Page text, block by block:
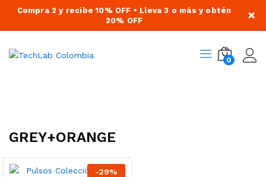
Compra 2 y recibe 10% OFF • Lleva 3 o más y obtén
20% OFF
×
0
GREY+ORANGE
-29%